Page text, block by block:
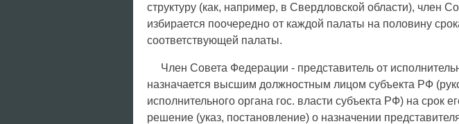
структуру (как, например, в Свердловской области), член
избирается поочередно от каждой палаты на половину
соответствующей палаты.
Член Совета Федерации - представитель от
назначается высшим должностным лицом субъекта РФ
исполнительного органа гос. власти субъекта РФ) на срок
решение (указ, постановление) о назначении